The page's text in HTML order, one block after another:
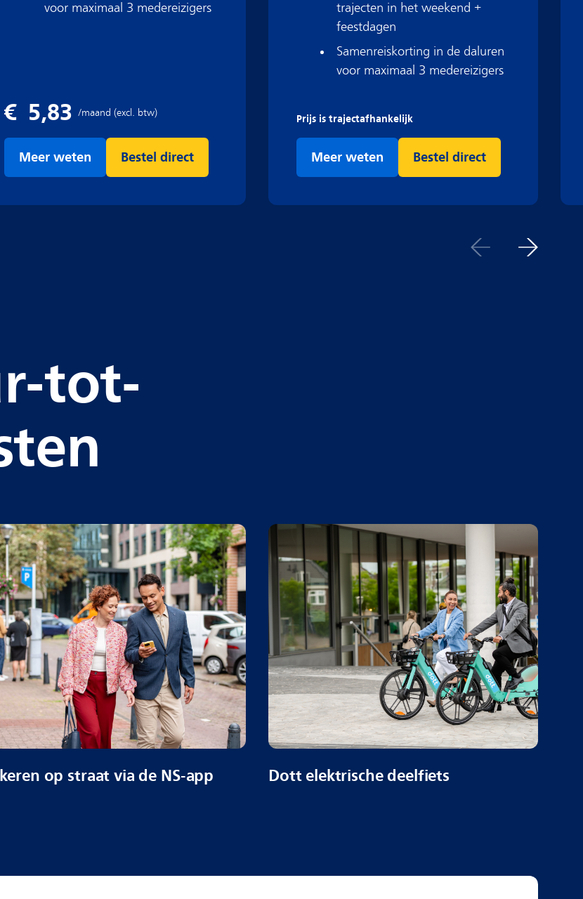
voor maximaal 3 medereizigers
Meer weten Bestel direct
trajecten in het weekend +
feestdagen
Samenreiskorting in de daluren
voor maximaal 3 medereizigers
Prijs is trajectafhankelijk
Meer weten Bestel direct
tot-
op straat via de NS-app Dott elektrische deelfiets